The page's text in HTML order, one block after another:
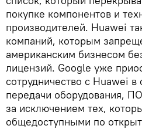
покупке компонентов и
производителей. Huawei
компаний, которым
американским бизнесом
лицензий. Google уже
сотрудничество с Huawei
передачи оборудования,
за исключением тех,
общедоступными по